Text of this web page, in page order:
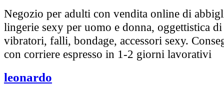
Negozio per adulti con vendita online di
lingerie sexy per uomo e donna, oggettistica
vibratori, falli, bondage, accessori sexy.
con corriere espresso in 1-2 giorni lavorativi
leonardo